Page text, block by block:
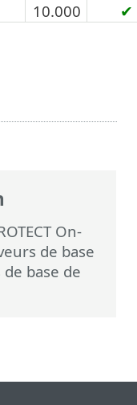
On-
de base
base de
10.000 ✔